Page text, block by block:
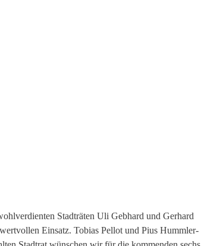
Stadträten Uli Gebhard und Gerhard
Einsatz. Tobias Pellot und Pius Hummler-